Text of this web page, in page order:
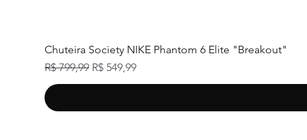
Chuteira Society NIKE Phantom 6 Elite "Breakout"
Preço normal
R$ 799,99 Preço promocional
R$ 549,99